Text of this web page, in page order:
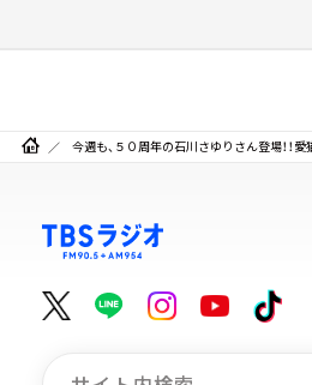
今週も、５０周年の石川さゆりさん登場！！愛